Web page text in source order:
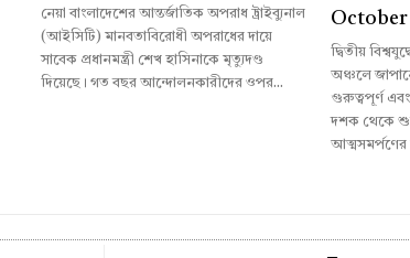
নেয়া বাংলাদেশের আন্তর্জাতিক অপরাধ ট্রাইব্যুনাল
(আইসিটি) মানবতাবিরোধী অপরাধের দায়ে
সাবেক প্রধানমন্ত্রী শেখ হাসিনাকে মৃত্যুদণ্ড
দিয়েছে। গত বছর আন্দোলনকারীদের ওপর...
October
দ্বিতীয়
অঞ্চলে
গুরুত্বপূর্ণ
দশক থেকে
আত্মসমর্পণের